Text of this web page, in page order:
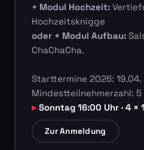
+ Modul Hochzeit:
Hochzeitsknigge
oder + Modul Aufbau:
ChaChaCha.
Starttermine 2026: 19.04. ·
Mindestteilnehmerzahl: 5
Sonntag 16:00 Uhr · 4 ×
Zur Anmeldung